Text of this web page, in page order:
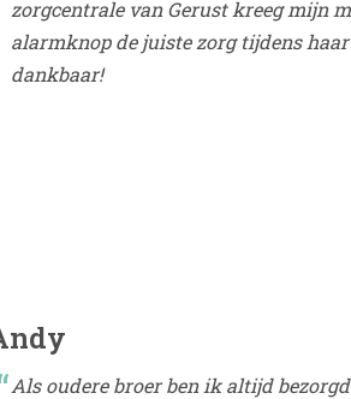
zorgcentrale van Gerust kreeg mijn
alarmknop de juiste zorg tijdens
dankbaar!
Als oudere broer ben ik altijd